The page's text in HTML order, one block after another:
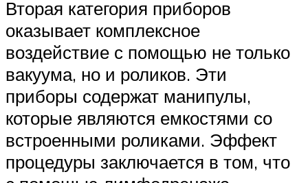
Вторая категория приборов
оказывает комплексное
воздействие с помощью не только
вакуума, но и роликов. Эти
приборы содержат манипулы,
которые являются емкостями со
встроенными роликами. Эффект
процедуры заключается в том, что